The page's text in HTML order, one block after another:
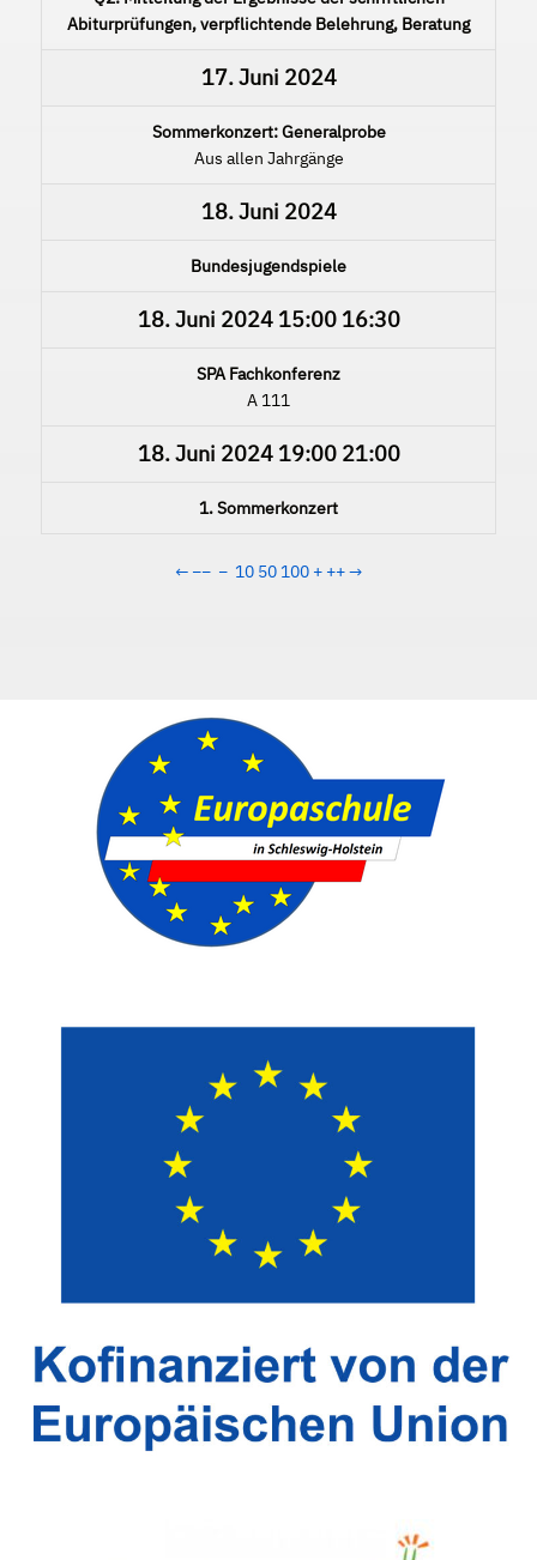
Abiturprüfungen, verpflichtende Belehrung, Beratung
17. Juni 2024
Sommerkonzert: Generalprobe
Aus allen Jahrgänge
18. Juni 2024
Bundesjugendspiele
18. Juni 202415:00 16:30
SPA Fachkonferenz
A 111
18. Juni 202419:00 21:00
1. Sommerkonzert
← −− − 10 50 100 + ++→